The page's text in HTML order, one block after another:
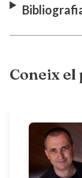
Coneix